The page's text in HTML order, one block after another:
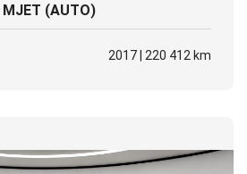
MJET (AUTO)
2017 | 220 412 km